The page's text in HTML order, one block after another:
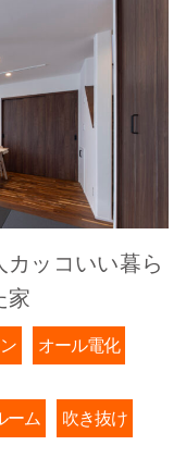
ッコいい暮ら
家
オール電化
ーム 吹き抜け